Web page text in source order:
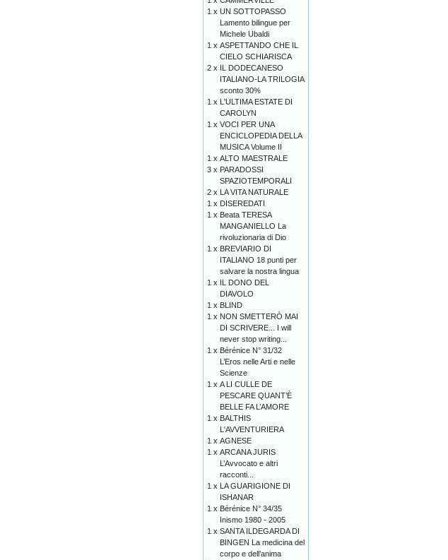
1 x UN SOTTOPASSO
Lamento bilingue per
Michele Ubaldi
1 x ASPETTANDO CHE IL
CIELO SCHIARISCA
2 x IL DODECANESO
ITALIANO-LA TRILOGIA
sconto 30%
1 x L'ULTIMA ESTATE DI
CAROLYN
1 x VOCI PER UNA
ENCICLOPEDIA DELLA
MUSICA Volume II
1 x ALTO MAESTRALE
3 x PARADOSSI
SPAZIOTEMPORALI
2 x LA VITA NATURALE
1 x DISEREDATI
1 x Beata TERESA
MANGANIELLO La
rivoluzionaria di Dio
1 x BREVIARIO DI
ITALIANO 18 punti per
salvare la nostra lingua
1 x IL DONO DEL
DIAVOLO
1 x BLIND
1 x NON SMETTERÒ MAI
DI SCRIVERE... I will
never stop writing...
1 x Bérénice N° 31/32
L’Eros nelle Arti e nelle
Scienze
1 x A LI CULLE DE
PESCARE QUANT’È
BELLE FA L’AMORE
1 x BALTHIS
L'AVVENTURIERA
1 x AGNESE
1 x ARCANA JURIS
L’Avvocato e altri
racconti...
1 x LA GUARIGIONE DI
ISHANAR
1 x Bérénice N° 34/35
Inismo 1980 - 2005
1 x SANTA ILDEGARDA DI
BINGEN La medicina del
corpo e dell’anima